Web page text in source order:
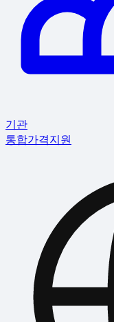
기관
통합가격지원